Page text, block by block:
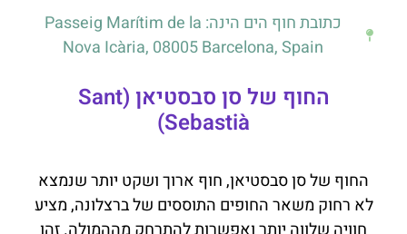
כתובת חוף הים הינה: Passeig Marítim de la
Nova Icària, 08005 Barcelona, Spain
החוף של סן סבסטיאן (Sant
Sebastià)
החוף של סן סבסטיאן, חוף ארוך ושקט יותר שנמצא
לא רחוק משאר החופים התוססים של ברצלונה, מציע